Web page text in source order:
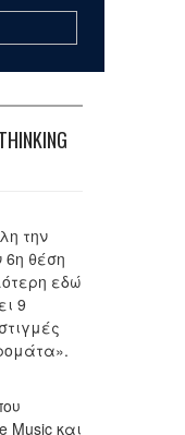
την
6η θέση
εδώ
9
Music και